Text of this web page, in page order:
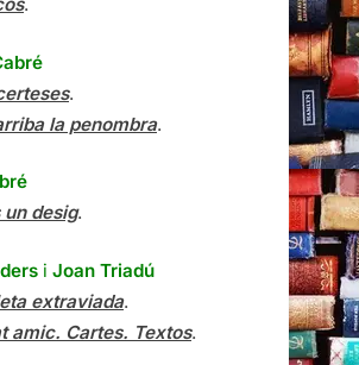
.
la penombra.
un desig.
i Joan Triadú
extraviada.
amic. Cartes. Textos.